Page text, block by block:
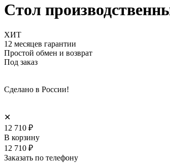
Стол
ХИТ
12 месяцев гарантии
Простой обмен и возврат
Под заказ
Сделано в России!
✕
12 710 ₽
В корзину
12 710 ₽
Заказать по телефону